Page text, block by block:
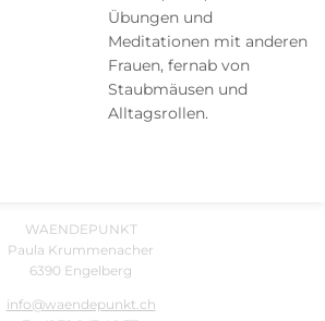
Übungen und
Meditationen mit anderen
Frauen, fernab von
Staubmäusen und
Alltagsrollen.
WAENDEPUNKT
Paula Krummenacher
6390 Engelberg
info@waendepunkt.ch